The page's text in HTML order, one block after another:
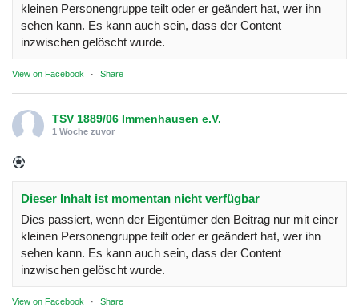
kleinen Personengruppe teilt oder er geändert hat, wer ihn
sehen kann. Es kann auch sein, dass der Content
inzwischen gelöscht wurde.
View on Facebook · Share
TSV 1889/06 Immenhausen e.V.
1 Woche zuvor
Dieser Inhalt ist momentan nicht verfügbar
Dies passiert, wenn der Eigentümer den Beitrag nur mit einer
kleinen Personengruppe teilt oder er geändert hat, wer ihn
sehen kann. Es kann auch sein, dass der Content
inzwischen gelöscht wurde.
View on Facebook · Share